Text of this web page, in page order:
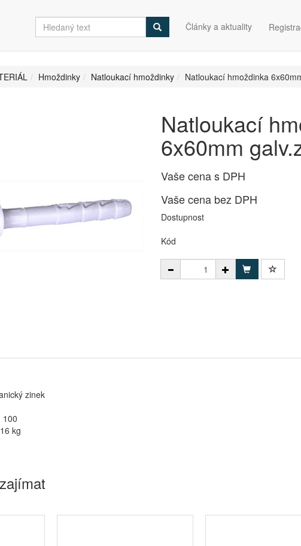
Články a aktuality
Hmoždinky Natloukací hmoždinky Natloukací hmoždinka
Natloukací
6x60mm
Vaše cena s DPH
Vaše cena bez DPH
Dostupnost
Kód
zinek
100
kg